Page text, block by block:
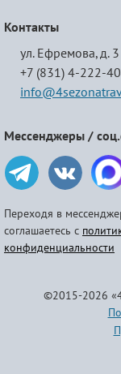
Контакты
ул. Ефремова, д.
+7 (831) 4-222-
Мессенджеры /
Переходя в
соглашаетесь с
конфиденциальности
©2015-2026